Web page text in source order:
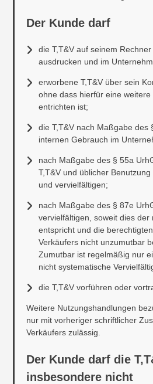
Der Kunde darf
die T,T&V auf seinem
ausdrucken und im
erworbene T,T&V über sein
ohne dass hierfür eine weitere
entrichten ist;
die T,T&V nach Maßgabe des
internen Gebrauch im
nach Maßgabe des § 55a
T,T&V und üblicher
und vervielfältigen;
nach Maßgabe des § 87e
vervielfältigen, soweit dies der
entspricht und die
Verkäufers nicht unzumutbar
Zumutbar ist regelmäßig nur
nicht systematische
die T,T&V vorführen oder
Weitere Nutzungshandlungen
nur mit vorheriger schriftlicher
Verkäufers zulässig.
Der Kunde darf die
insbesondere nicht